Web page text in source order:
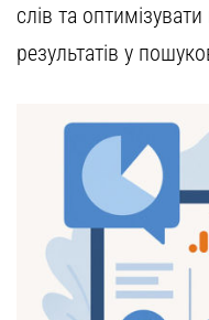
слів та
результатів у